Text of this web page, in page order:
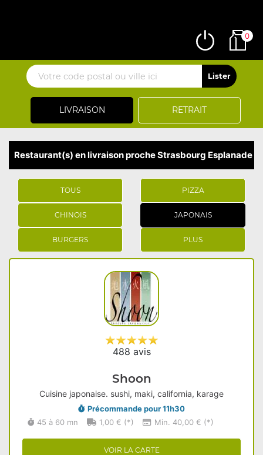
LIVRAISON RETRAIT
0
Restaurant(s) en livraison proche Strasbourg Esplanade
TOUS PIZZA
CHINOIS JAPONAIS
BURGERS PLUS
488 avis
Shoon
Cuisine japonaise. sushi, maki, california, karage
Précommande pour 11h30
45 à 60 mn
1,00 € (*) Min. 40,00 € (*)
VOIR LA CARTE